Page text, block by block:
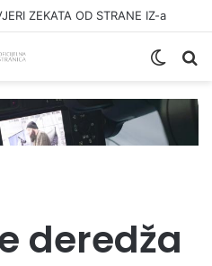
ZEKATA OD STRANE IZ-a
Switch
deredža